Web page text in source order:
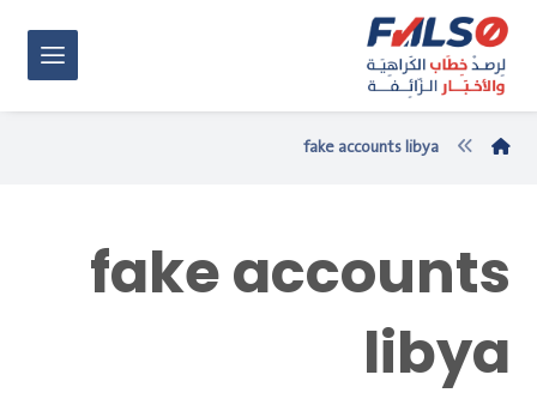
fake accounts libya
fake accounts
libya